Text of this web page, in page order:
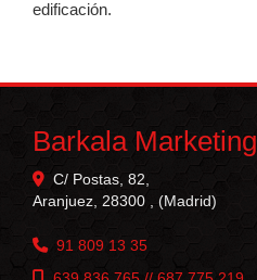
edificación.
Barkala Marketing
C/ Postas, 82,
Aranjuez 28300 (Madrid)
91 809 13 35